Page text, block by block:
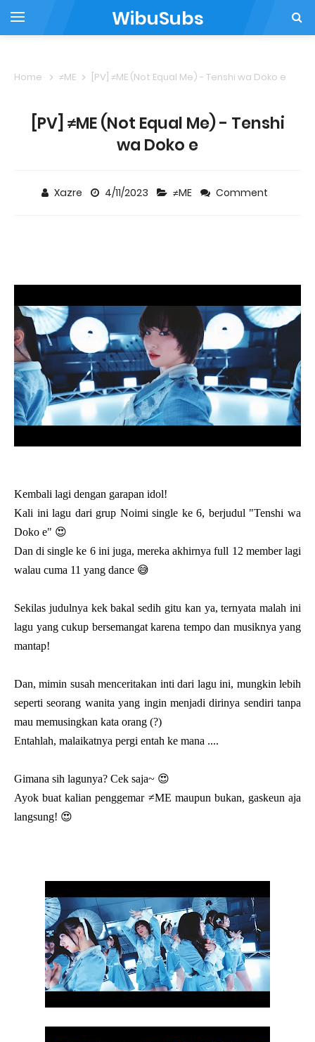
WibuSubs
Home ≠ME [PV] ≠ME (Not Equal Me) - ‎Tenshi wa Doko e
[PV] ≠ME (Not Equal Me) - ‎Tenshi
wa Doko e
Xazre 4/11/2023 ≠ME Comment
Kembali lagi dengan garapan idol!
Kali ini lagu dari grup Noimi single ke 6, berjudul "Tenshi wa
Doko e" 😍
Dan di single ke 6 ini juga, mereka akhirnya full 12 member lagi
walau cuma 11 yang dance 😅
Sekilas judulnya kek bakal sedih gitu kan ya, ternyata malah ini
lagu yang cukup bersemangat karena tempo dan musiknya yang
mantap!
Dan, mimin susah menceritakan inti dari lagu ini, mungkin lebih
seperti seorang wanita yang ingin menjadi dirinya sendiri tanpa
mau memusingkan kata orang (?)
Entahlah, malaikatnya pergi entah ke mana ....
Gimana sih lagunya? Cek saja~ 😍
Ayok buat kalian penggemar ≠ME maupun bukan, gaskeun aja
langsung! 😍